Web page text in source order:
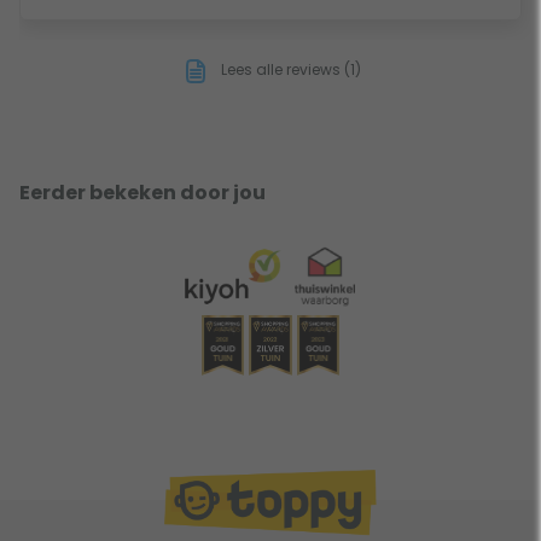
Lees alle reviews (1)
Eerder bekeken door jou